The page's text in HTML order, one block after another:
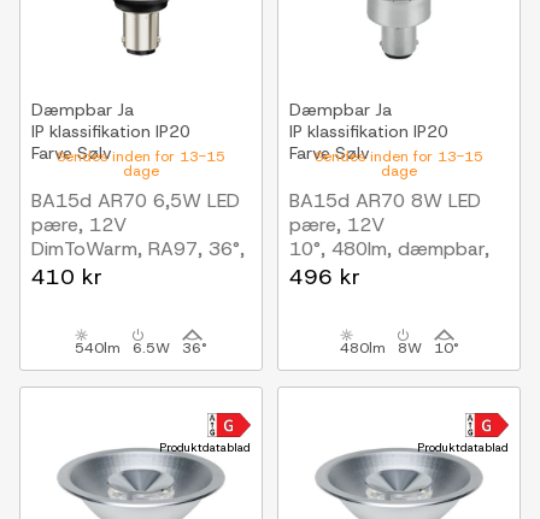
Sendes inden for 13-15
dage
Dæmpbar Ja
IP klassifikation IP20
FarveSølv
BA15d AR70 6,5W LED
pære, 12V
DimToWarm, RA97, 36°,
dæmpbar
410 kr
540lm 6.5W 36°
Sendes inden for 13-15
dage
Dæmpbar Ja
IP klassifikation IP20
FarveSølv
BA15d AR70 8W LED
pære, 12V
10°, 480lm, dæmpbar,
2700K, grå finish
496 kr
480lm 8W 10°
Produktdatablad Produktdatablad